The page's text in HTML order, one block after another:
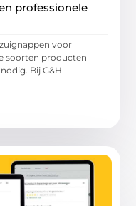
professionele
voor
soorten producten
Bij G&H